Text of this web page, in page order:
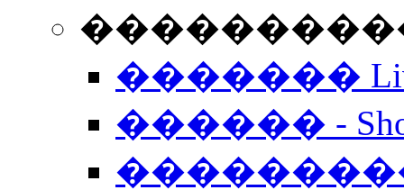
����������
�������
������ -